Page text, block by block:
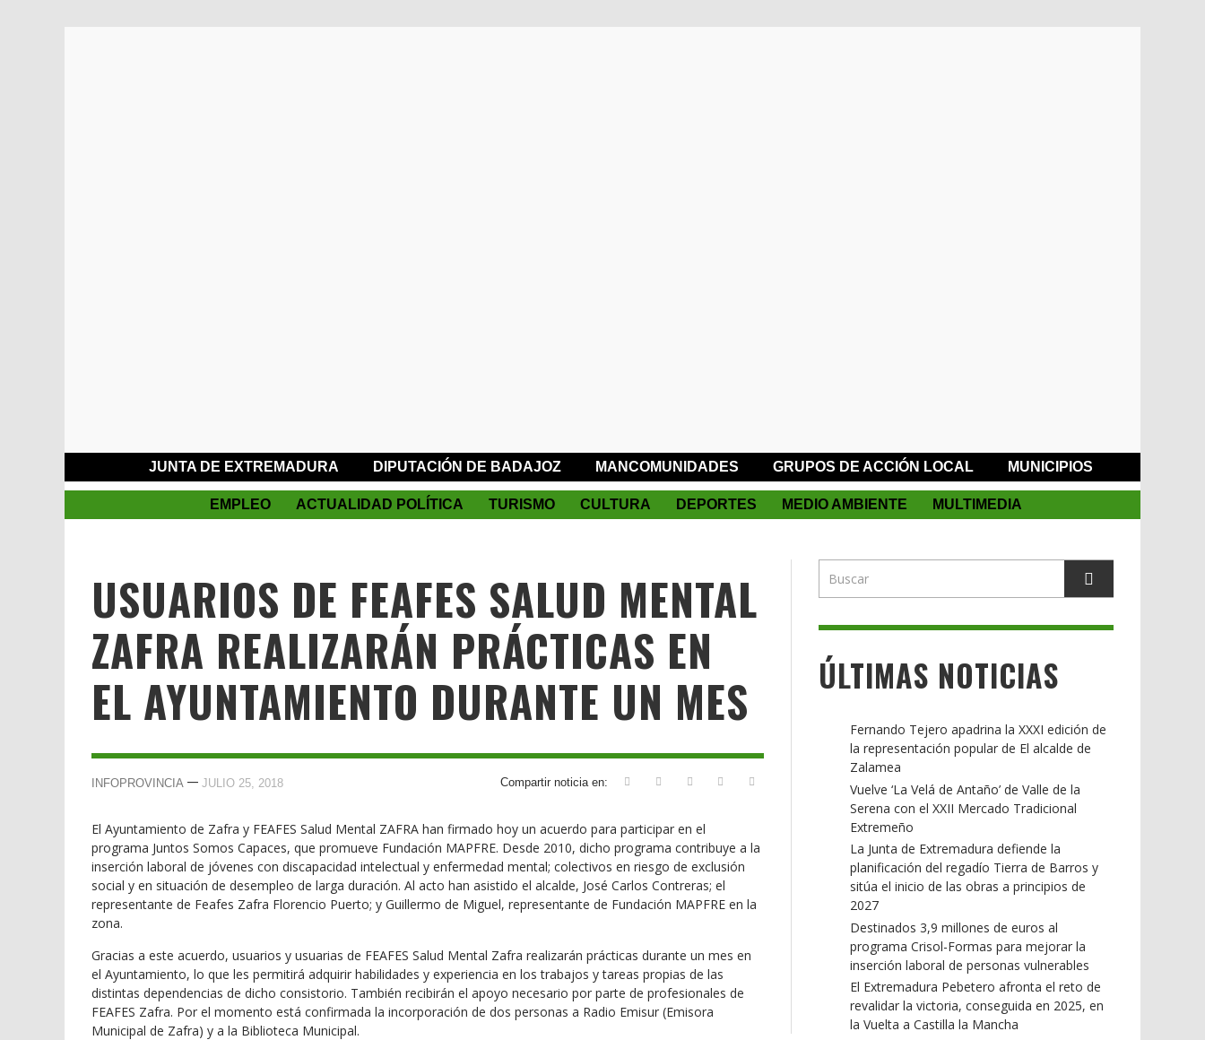
JUNTA DE EXTREMADURA DIPUTACIÓN DE BADAJOZ MANCOMUNIDADES GRUPOS DE ACCIÓN LOCAL MUNICIPIOS
EMPLEO ACTUALIDAD POLÍTICA TURISMO CULTURA DEPORTES MEDIO AMBIENTE MULTIMEDIA
USUARIOS DE FEAFES SALUD MENTAL
ZAFRA REALIZARÁN PRÁCTICAS EN
EL AYUNTAMIENTO DURANTE UN MES
Compartir noticia en:
INFOPROVINCIA — JULIO 25, 2018
El Ayuntamiento de Zafra y FEAFES Salud Mental ZAFRA han firmado hoy un acuerdo para participar en el
programa Juntos Somos Capaces, que promueve Fundación MAPFRE. Desde 2010, dicho programa contribuye a la
inserción laboral de jóvenes con discapacidad intelectual y enfermedad mental; colectivos en riesgo de exclusión
social y en situación de desempleo de larga duración. Al acto han asistido el alcalde, José Carlos Contreras; el
representante de Feafes Zafra Florencio Puerto; y Guillermo de Miguel, representante de Fundación MAPFRE en la
zona.
Gracias a este acuerdo, usuarios y usuarias de FEAFES Salud Mental Zafra realizarán prácticas durante un mes en
el Ayuntamiento, lo que les permitirá adquirir habilidades y experiencia en los trabajos y tareas propias de las
distintas dependencias de dicho consistorio. También recibirán el apoyo necesario por parte de profesionales de
FEAFES Zafra. Por el momento está confirmada la incorporación de dos personas a Radio Emisur (Emisora
Municipal de Zafra) y a la Biblioteca Municipal.
ÚLTIMAS NOTICIAS
Fernando Tejero apadrina la XXXI edición de
la representación popular de El alcalde de
Zalamea
Vuelve ‘La Velá de Antaño’ de Valle de la
Serena con el XXII Mercado Tradicional
Extremeño
La Junta de Extremadura defiende la
planificación del regadío Tierra de Barros y
sitúa el inicio de las obras a principios de
2027
Destinados 3,9 millones de euros al
programa Crisol-Formas para mejorar la
inserción laboral de personas vulnerables
El Extremadura Pebetero afronta el reto de
revalidar la victoria, conseguida en 2025, en
la Vuelta a Castilla la Mancha